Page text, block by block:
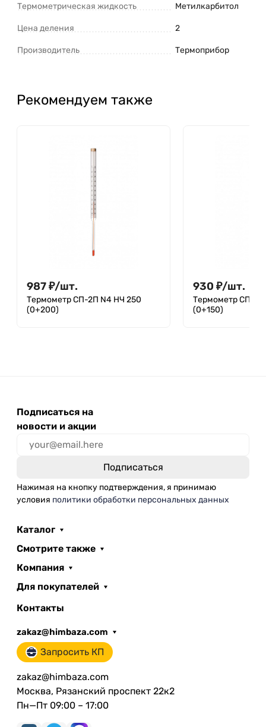
Термометрическая жидкость
Метилкарбитол
Цена деления 2
Производитель Термоприбор
Рекомендуем также
987₽/шт.
Термометр СП-2П N4 НЧ 250
(0+200)
930 ₽/шт.
Термометр СП-2П
(0+150)
Подписаться на
новости и акции
Нажимая на кнопку подтверждения, я принимаю
условия политики обработки персональных данных
Каталог
Смотрите также
Компания
Для покупателей
Контакты
zakaz@himbaza.com
Запросить КП
zakaz@himbaza.com
Москва, Рязанский проспект 22к2
Пн—Пт 09:00 – 17:00